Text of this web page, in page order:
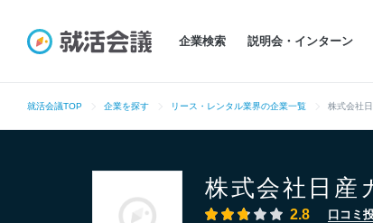
企業検索 説明会・インターン
就活会議TOP 企業を探す リース・レンタル業界の企業一覧 株式会社
株式会社日産
2.8 口コミ